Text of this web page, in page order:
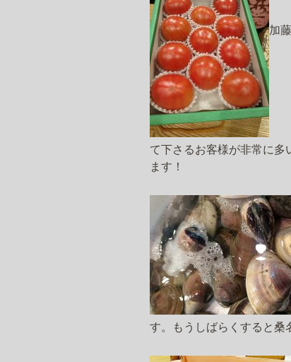
加
て下さるお客様が非常に多
ます！
す。もうしばらくすると桑